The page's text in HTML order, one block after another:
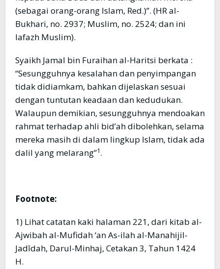
(sebagai orang-orang Islam, Red.)”. (HR al-
Bukhari, no. 2937; Muslim, no. 2524; dan ini
lafazh Muslim).
Syaikh Jamal bin Furaihan al-Haritsi berkata :
“Sesungguhnya kesalahan dan penyimpangan
tidak didiamkam, bahkan dijelaskan sesuai
dengan tuntutan keadaan dan kedudukan.
Walaupun demikian, sesungguhnya mendoakan
rahmat terhadap ahli bid’ah dibolehkan, selama
mereka masih di dalam lingkup Islam, tidak ada
dalil yang melarang”1.
Footnote:
1) Lihat catatan kaki halaman 221, dari kitab al-
Ajwibah al-Mufidah ‘an As-ilah al-Manahijil-
Jadîdah, Darul-Minhaj, Cetakan 3, Tahun 1424
H.